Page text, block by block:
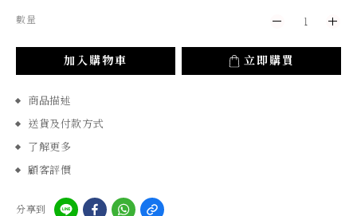
數量
加入購物車 立即購買
商品描述
送貨及付款方式
了解更多
顧客評價
分享到